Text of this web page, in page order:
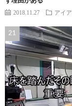
2018.11.27 アイ